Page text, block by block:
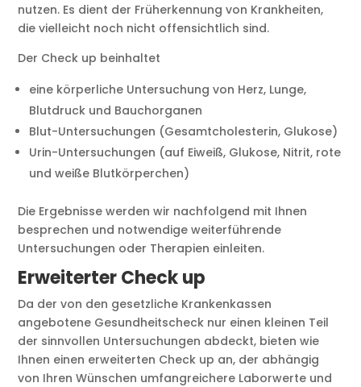
nutzen. Es dient der Früherkennung von Krankheiten,
die vielleicht noch nicht offensichtlich sind.
Der Check up beinhaltet
eine körperliche Untersuchung von Herz, Lunge,
Blutdruck und Bauchorganen
Blut-Untersuchungen (Gesamtcholesterin, Glukose)
Urin-Untersuchungen (auf Eiweiß, Glukose, Nitrit, rote
und weiße Blutkörperchen)
Die Ergebnisse werden wir nachfolgend mit Ihnen
besprechen und notwendige weiterführende
Untersuchungen oder Therapien einleiten.
Erweiterter Check up
Da der von den gesetzliche Krankenkassen
angebotene Gesundheitscheck nur einen kleinen Teil
der sinnvollen Untersuchungen abdeckt, bieten wie
Ihnen einen erweiterten Check up an, der abhängig
von Ihren Wünschen umfangreichere Laborwerte und